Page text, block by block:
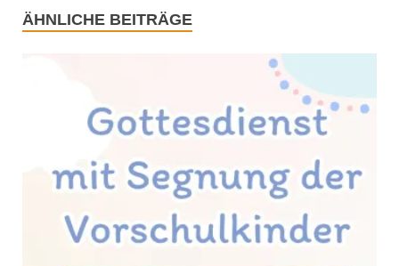
ÄHNLICHE BEITRÄGE